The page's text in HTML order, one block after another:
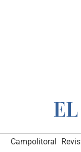
Campolitoral